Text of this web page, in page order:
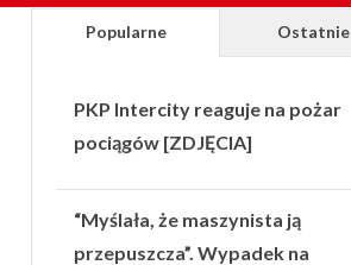
Popularne Ostatnie
PKP Intercity reaguje na pożar
pociągów [ZDJĘCIA]
“Myślała, że maszynista ją
przepuszcza”. Wypadek na